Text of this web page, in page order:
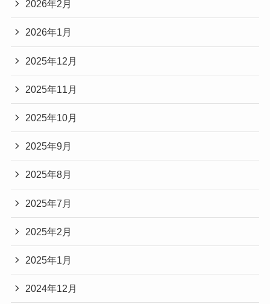
2026年2月
2026年1月
2025年12月
2025年11月
2025年10月
2025年9月
2025年8月
2025年7月
2025年2月
2025年1月
2024年12月